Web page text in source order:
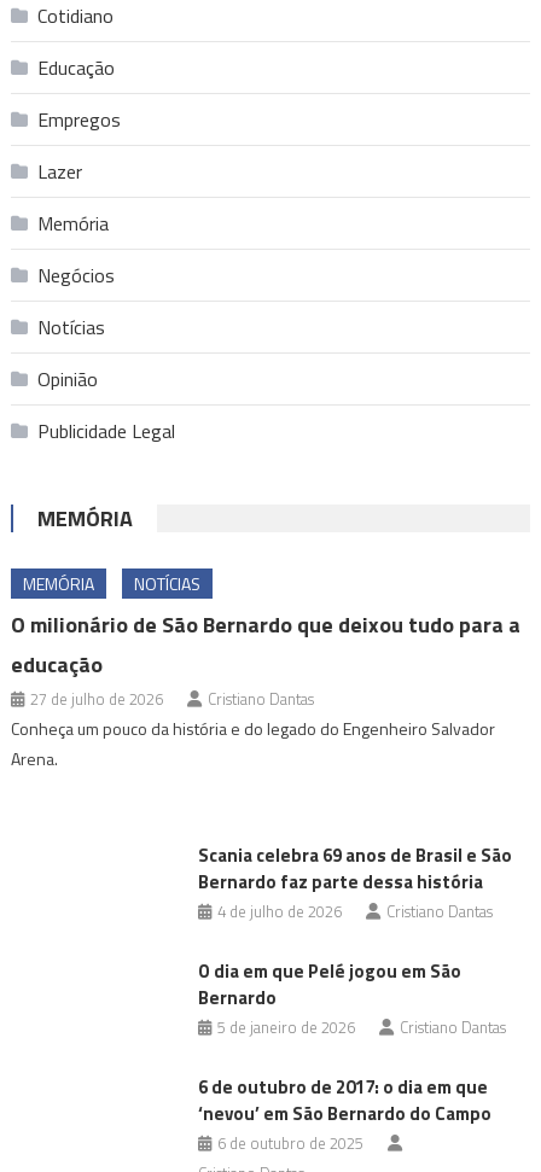
Cotidiano
Educação
Empregos
Lazer
Memória
Negócios
Notícias
Opinião
Publicidade Legal
MEMÓRIA
MEMÓRIA NOTÍCIAS
O milionário de São Bernardo que deixou tudo para a
educação
27 de julho de 2026 Cristiano Dantas
Conheça um pouco da história e do legado do Engenheiro Salvador
Arena.
Scania celebra 69 anos de Brasil e São
Bernardo faz parte dessa história
4 de julho de 2026 Cristiano Dantas
O dia em que Pelé jogou em São
Bernardo
5 de janeiro de 2026 Cristiano Dantas
6 de outubro de 2017: o dia em que
‘nevou’ em São Bernardo do Campo
6 de outubro de 2025